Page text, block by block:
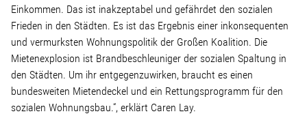
Einkommen. Das ist inakzeptabel und gefährdet den sozialen
Frieden in den Städten. Es ist das Ergebnis einer inkonsequenten
und vermurksten Wohnungspolitik der Großen Koalition. Die
Mietenexplosion ist Brandbeschleuniger der sozialen Spaltung in
den Städten. Um ihr entgegenzuwirken, braucht es einen
bundesweiten Mietendeckel und ein Rettungsprogramm für den
sozialen Wohnungsbau.“, erklärt Caren Lay.